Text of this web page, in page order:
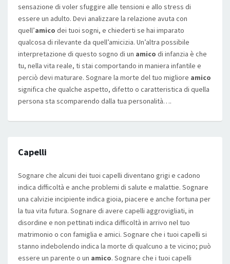
sensazione di voler sfuggire alle tensioni e allo stress di
essere un adulto. Devi analizzare la relazione avuta con
quell’amico dei tuoi sogni, e chiederti se hai imparato
qualcosa di rilevante da quell’amicizia. Un’altra possibile
interpretazione di questo sogno di un amico di infanzia è che
tu, nella vita reale, ti stai comportando in maniera infantile e
perciò devi maturare. Sognare la morte del tuo migliore amico
significa che qualche aspetto, difetto o caratteristica di quella
persona sta scomparendo dalla tua personalità….
Capelli
Sognare che alcuni dei tuoi capelli diventano grigi e cadono
indica difficoltà e anche problemi di salute e malattie. Sognare
una calvizie incipiente indica gioia, piacere e anche fortuna per
la tua vita futura. Sognare di avere capelli aggrovigliati, in
disordine e non pettinati indica difficoltà in arrivo nel tuo
matrimonio o con famiglia e amici. Sognare che i tuoi capelli si
stanno indebolendo indica la morte di qualcuno a te vicino; può
essere un parente o un amico. Sognare che i tuoi capelli